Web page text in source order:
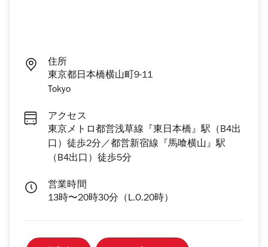
住所
東京都日本橋横山町9-11
Tokyo
アクセス
東京メトロ都営浅草線『東日本橋』駅（B4出
口）徒歩2分／都営新宿線『馬喰横山』駅
（B4出口）徒歩5分
営業時間
13時〜20時30分（L.O.20時）